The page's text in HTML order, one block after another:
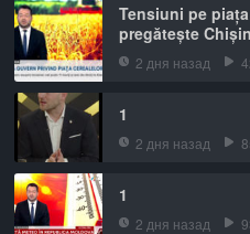
Tensiuni pe
pregătește
2 дня назад
1
2 дня назад
1
2 дня назад